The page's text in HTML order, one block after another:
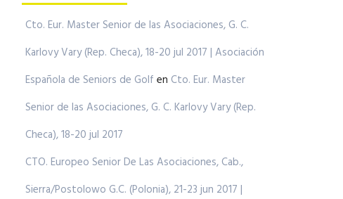
Cto. Eur. Master Senior de las Asociaciones, G. C.
Karlovy Vary (Rep. Checa), 18-20 jul 2017 | Asociación
Española de Seniors de Golf en Cto. Eur. Master
Senior de las Asociaciones, G. C. Karlovy Vary (Rep.
Checa), 18-20 jul 2017
CTO. Europeo Senior De Las Asociaciones, Cab.,
Sierra/Postolowo G.C. (Polonia), 21-23 jun 2017 |